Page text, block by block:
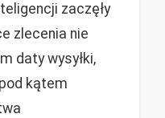
zaczęły
zlecenia nie
daty wysyłki,
kątem